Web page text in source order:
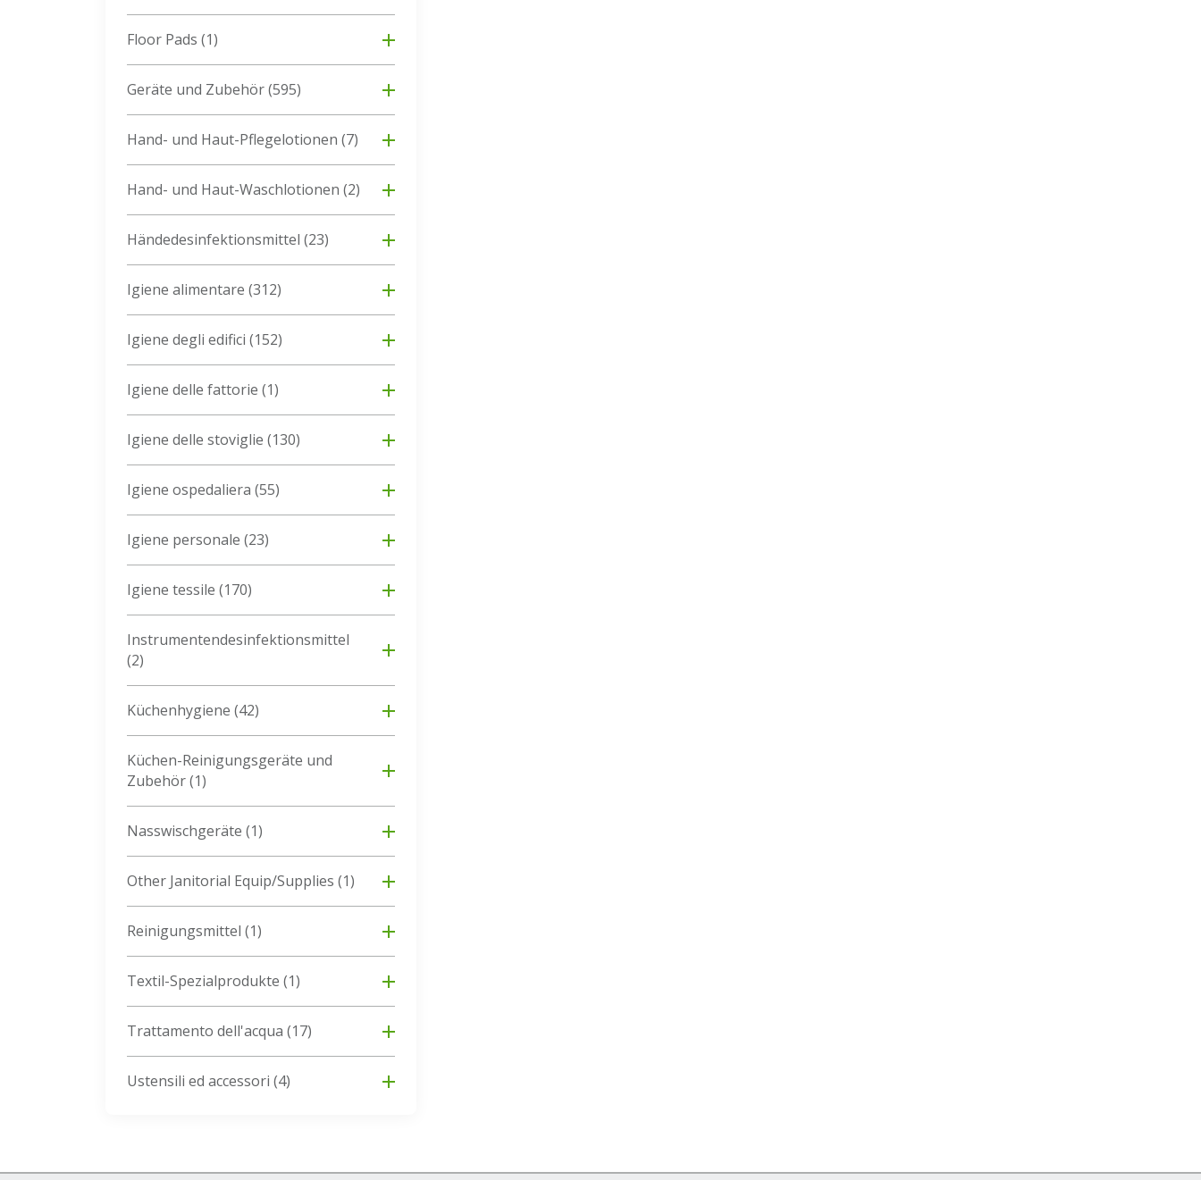
Floor Pads (1)
Geräte und Zubehör(595)
Hand- und Haut-Pflegelotionen (7)
Hand- und Haut-Waschlotionen (2)
Händedesinfektionsmittel (23)
Igiene alimentare (312)
Igiene degli edifici (152)
Igiene delle fattorie (1)
Igiene delle stoviglie (130)
Igiene ospedaliera (55)
Igiene personale (23)
Igiene tessile (170)
Instrumentendesinfektionsmittel
(2)
Küchenhygiene (42)
Küchen-Reinigungsgeräte und
Zubehör(1)
Nasswischgeräte (1)
Other Janitorial Equip/Supplies (1)
Reinigungsmittel (1)
Textil-Spezialprodukte (1)
Trattamento dell'acqua (17)
Ustensili ed accessori (4)